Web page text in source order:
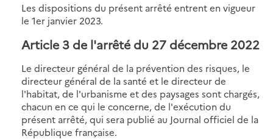
Les dispositions du présent arrêté entrent en vigueur
le 1er janvier 2023.
Article 3 de l'arrêté du 27 décembre 2022
Le directeur général de la prévention des risques, le
directeur général de la santé et le directeur de
l'habitat, de l'urbanisme et des paysages sont chargés,
chacun en ce qui le concerne, de l'exécution du
présent arrêté, qui sera publié au Journal officiel de la
République française.